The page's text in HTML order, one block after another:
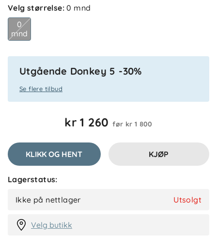
Velg størrelse:0 mnd
0
mnd
Utgående Donkey 5 -30%
Se flere tilbud
kr 1 260 før kr 1 800
KLIKK OG HENT KJØP
Lagerstatus:
Ikke på nettlager Utsolgt
Velg butikk